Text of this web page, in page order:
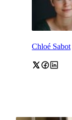
Chloé Sabot